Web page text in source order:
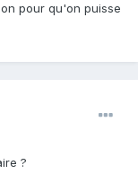
pour qu'on puisse
?